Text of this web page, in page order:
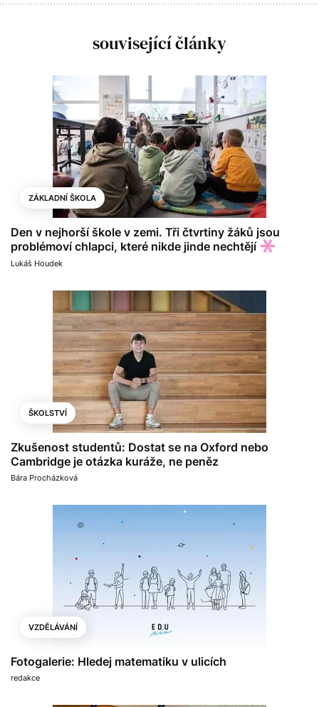
související články
ZÁKLADNÍ ŠKOLA
Den v nejhorší škole v zemi. Tři čtvrtiny žáků jsou
problémoví chlapci, které nikde jinde nechtějí
Lukáš Houdek
ŠKOLSTVÍ
Zkušenost studentů: Dostat se na Oxford nebo
Cambridge je otázka kuráže, ne peněz
Bára Procházková
VZDĚLÁVÁNÍ
Fotogalerie: Hledej matematiku v ulicích
redakce